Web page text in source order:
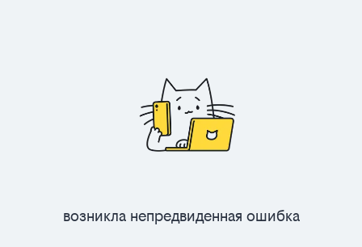
Возникла непредвиденная ошибка